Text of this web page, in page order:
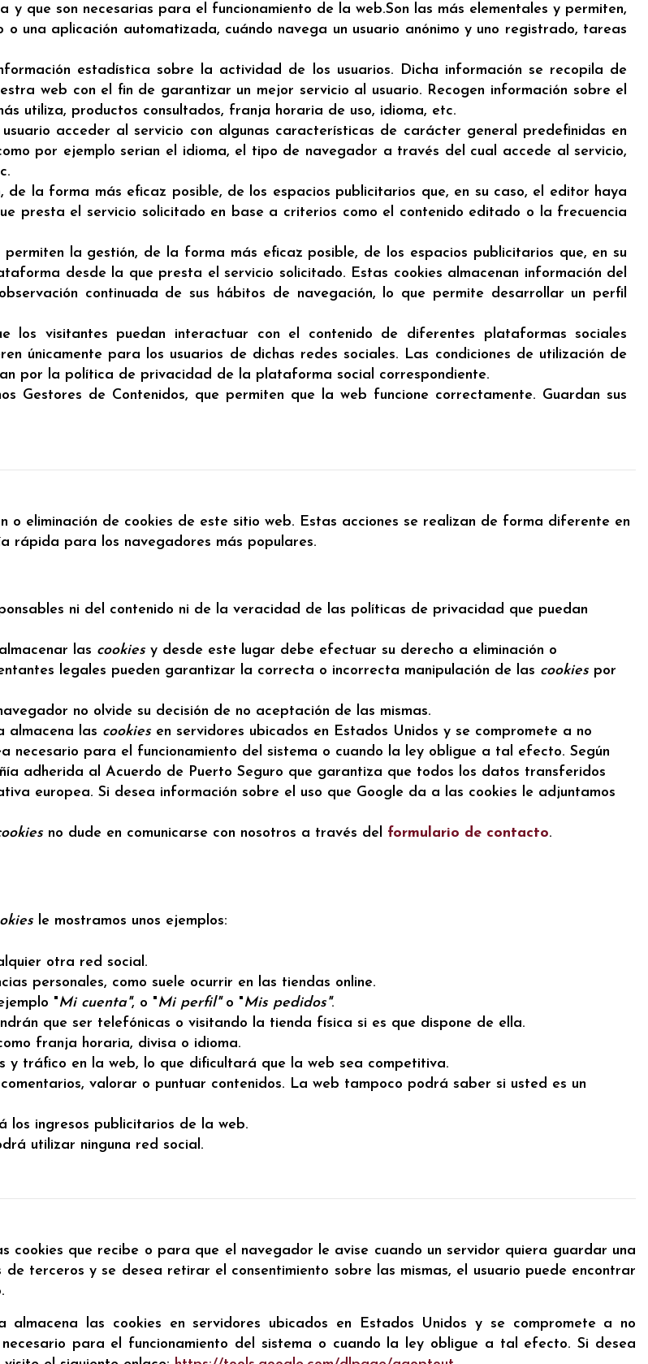
y que son necesarias para el funcionamiento de la web.Son las más elementales y permiten,
una aplicación automatizada, cuándo navega un usuario anónimo y uno registrado, tareas
estadística sobre la actividad de los usuarios. Dicha información se recopila de
web con el fin de garantizar un mejor servicio al usuario. Recogen información sobre el
utiliza, productos consultados, franja horaria de uso, idioma, etc.
acceder al servicio con algunas características de carácter general predefinidas en
por ejemplo serian el idioma, el tipo de navegador a través del cual accede al servicio,
de la forma más eficaz posible, de los espacios publicitarios que, en su caso, el editor haya
presta el servicio solicitado en base a criterios como el contenido editado o la frecuencia
permiten la gestión, de la forma más eficaz posible, de los espacios publicitarios que, en su
desde la que presta el servicio solicitado. Estas cookies almacenan información del
continuada de sus hábitos de navegación, lo que permite desarrollar un perfil
los visitantes puedan interactuar con el contenido de diferentes plataformas sociales
únicamente para los usuarios de dichas redes sociales. Las condiciones de utilización de
por la política de privacidad de la plataforma social correspondiente.
Gestores de Contenidos, que permiten que la web funcione correctamente. Guardan sus
o eliminación de cookies de este sitio web. Estas acciones se realizan de forma diferente en
rápida para los navegadores más populares.
ni del contenido ni de la veracidad de las políticas de privacidad que puedan
las cookies y desde este lugar debe efectuar su derecho a eliminación o
legales pueden garantizar la correcta o incorrecta manipulación de las cookies por
no olvide su decisión de no aceptación de las mismas.
almacena las cookies en servidores ubicados en Estados Unidos y se compromete a no
necesario para el funcionamiento del sistema o cuando la ley obligue a tal efecto. Según
adherida al Acuerdo de Puerto Seguro que garantiza que todos los datos transferidos
europea. Si desea información sobre el uso que Google da a las cookies le adjuntamos
no dude en comunicarse con nosotros a través del formulario de contacto.
le mostramos unos ejemplos:
otra red social.
personales, como suele ocurrir en las tiendas online.
"Mi cuenta", o "Mi perfil" o "Mis pedidos".
que ser telefónicas o visitando la tienda física si es que dispone de ella.
franja horaria, divisa o idioma.
tráfico en la web, lo que dificultará que la web sea competitiva.
valorar o puntuar contenidos. La web tampoco podrá saber si usted es un
ingresos publicitarios de la web.
utilizar ninguna red social.
cookies que recibe o para que el navegador le avise cuando un servidor quiera guardar una
terceros y se desea retirar el consentimiento sobre las mismas, el usuario puede encontrar
las cookies en servidores ubicados en Estados Unidos y se compromete a no
para el funcionamiento del sistema o cuando la ley obligue a tal efecto. Si desea